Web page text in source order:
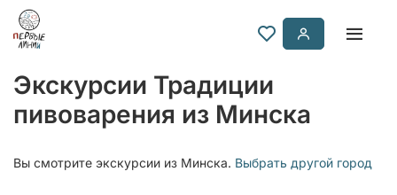
Экскурсии Традиции
пивоварения из Минска
Вы смотрите экскурсии из Минска. Выбрать другой город